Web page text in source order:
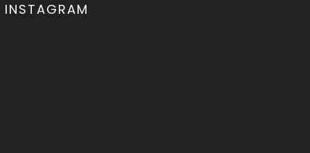
INSTAGRAM